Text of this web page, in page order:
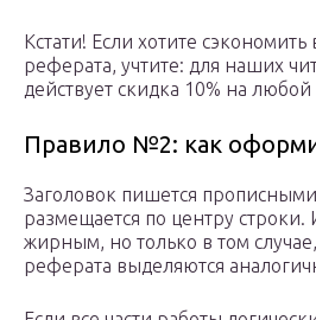
Кстати! Если хотите
реферата, учтите: для наших
действует скидка 10% на
Правило №2: как
Заголовок пишется
размещается по центру строки.
жирным, но только в том
реферата выделяются